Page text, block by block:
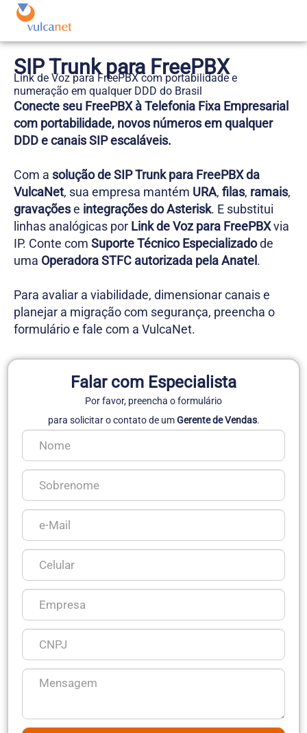
SIP Trunk para FreePBX
Link de Voz para FreePBX com portabilidade e
numeração em qualquer DDD do Brasil
Conecte seu FreePBX à Telefonia Fixa Empresarial
com portabilidade, novos números em qualquer
DDD e canais SIP escaláveis.
Com a solução de SIP Trunk para FreePBX da
VulcaNet, sua empresa mantém URA, filas, ramais,
gravaçõese integrações do Asterisk. E substitui
linhas analógicas por Link de Voz para FreePBXvia
IP. Conte com Suporte Técnico Especializadode
uma Operadora STFC autorizada pela Anatel .
Para avaliar a viabilidade, dimensionar canais e
planejar a migração com segurança, preencha o
formulário e fale com a VulcaNet.
Falar com Especialista
Por favor, preencha o formulário
para solicitar o contato de umGerente de Vendas.